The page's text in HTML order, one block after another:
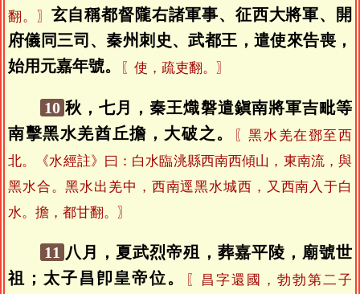
翻。〗 玄自稱都督隴右諸軍事、征西大將軍、開
府儀同三司、秦州刺史、武都王，遣使來告喪，
始用元嘉年號。
〖使，疏吏翻。〗
10 秋，七月，秦王熾磐遣鎭南將軍吉毗等
南擊黑水羌酋丘擔，大破之。
〖黑水羌在鄧至西
北。《水經註》曰：白水臨洮縣西南西傾山，東南流，與
黑水合。黑水出羌中，西南逕黑水城西，又西南入于白
水。擔，都甘翻。〗
11 八月，夏武烈帝殂，葬嘉平陵，廟號世
祖；太子昌卽皇帝位。
〖昌字還國，勃勃第二子